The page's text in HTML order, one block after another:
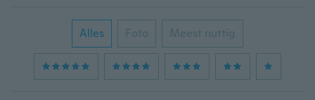
Alles Foto Meest nuttig